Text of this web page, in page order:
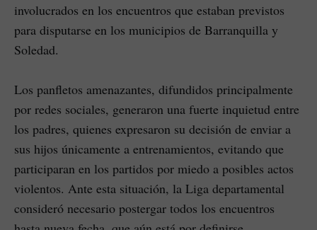
involucrados en los encuentros que estaban previstos
para disputarse en los municipios de Barranquilla y
Soledad.
Los panfletos amenazantes, difundidos principalmente
por redes sociales, generaron una fuerte inquietud entre
los padres, quienes expresaron su decisión de enviar a
sus hijos únicamente a entrenamientos, evitando que
participaran en los partidos por miedo a posibles actos
violentos. Ante esta situación, la Liga departamental
consideró necesario postergar todos los encuentros